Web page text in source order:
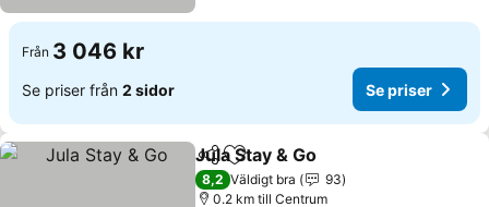
Från 3 046 kr
Se priser från 2 sidor Se priser
Dela Lägg till i Mina Favoriter
Jula Stay & Go
8,2 Väldigt bra
93
0.2 km till Centrum